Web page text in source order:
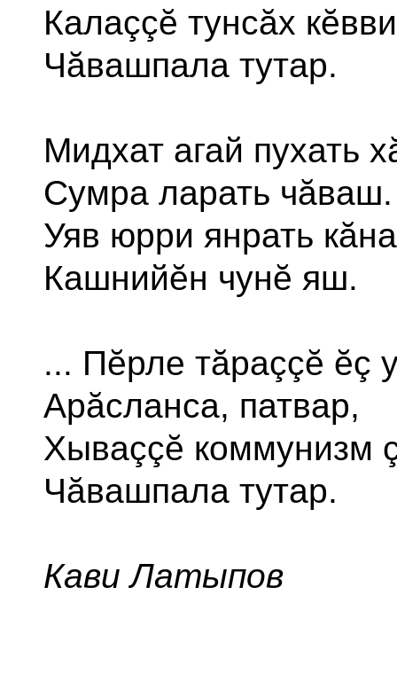
Калаççĕ тунсăх
Чăвашпала тутар.
Мидхат агай пухать
Сумра ларать чăваш.
Уяв юрри янрать
Кашнийĕн чунĕ яш.
... Пĕрле тăраççĕ ĕç
Арăсланса, патвар,
Хываççĕ коммунизм
Чăвашпала тутар.
Кави Латыпов